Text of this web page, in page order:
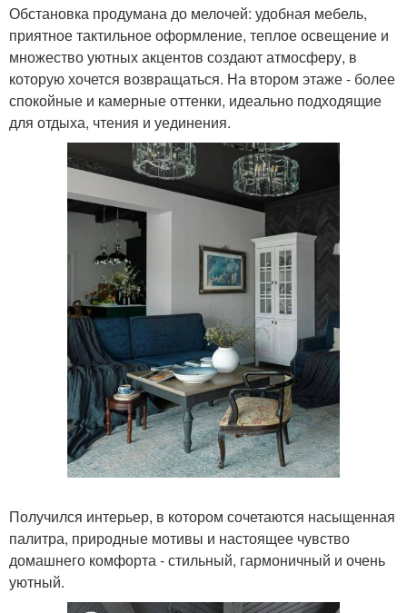
Обстановка продумана до мелочей: удобная мебель,
приятное тактильное оформление, теплое освещение и
множество уютных акцентов создают атмосферу, в
которую хочется возвращаться. На втором этаже - более
спокойные и камерные оттенки, идеально подходящие
для отдыха, чтения и уединения.
Получился интерьер, в котором сочетаются насыщенная
палитра, природные мотивы и настоящее чувство
домашнего комфорта - стильный, гармоничный и очень
уютный.